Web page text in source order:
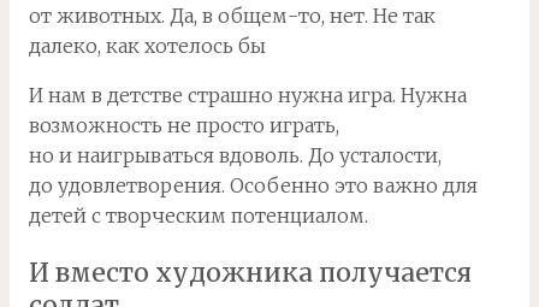
от животных. Да, в общем-то, нет. Не так
далеко, как хотелось бы
И нам в детстве страшно нужна игра. Нужна
возможность не просто играть,
но и наигрываться вдоволь. До усталости,
до удовлетворения. Особенно это важно для
детей с творческим потенциалом.
И вместо художника получается